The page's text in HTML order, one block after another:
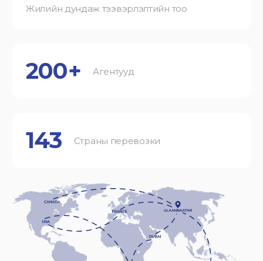
Жилийн дундаж тээвэрлэлтийн тоо
200+ Агентууд
143 Страны перевозки